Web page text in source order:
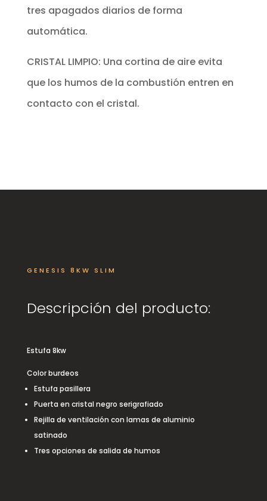
tres apagados diarios de forma
automática.
CRISTAL LIMPIO: Una cortina de aire evita
que los humos de la combustión entren en
contacto con el cristal.
GENESIS 8KW SLIM
Descripción del producto:
Estufa 8kw
Color burdeos
Estufa pasillera
Puerta en cristal negro serigrafiado
Rejilla de ventilación con lamas de aluminio
satinado
Tres opciones de salida de humos